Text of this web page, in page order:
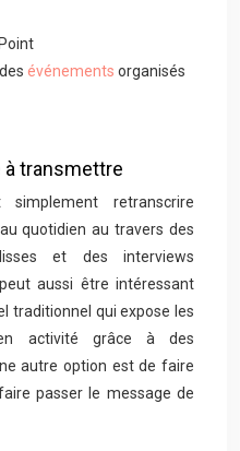
événements organisés
transmettre
retranscrire
quotidien au travers des
et des interviews
aussi être intéressant
traditionnel qui expose les
activité grâce à des
autre option est de faire
passer le message de